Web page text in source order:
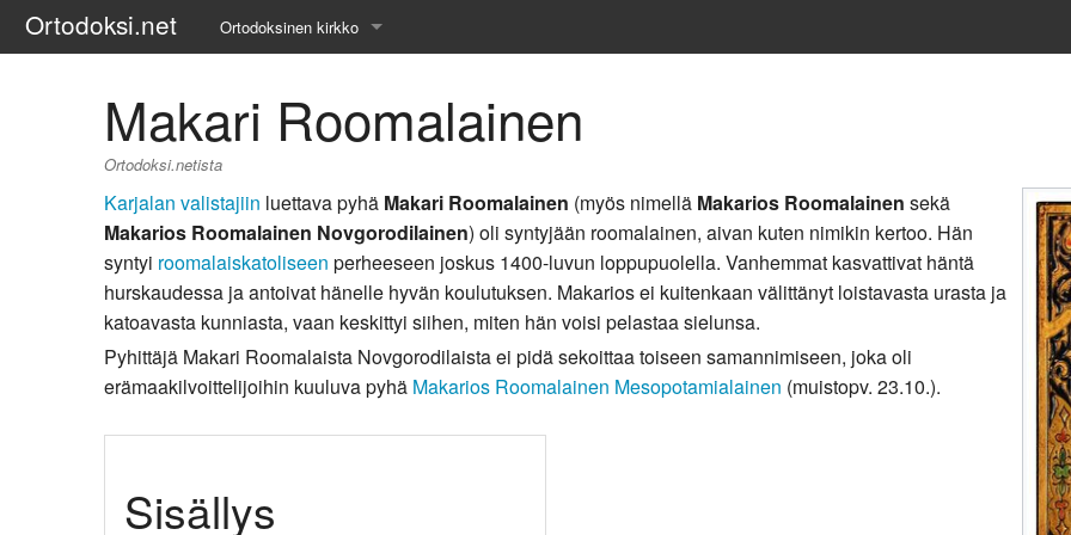
Ortodoksi.net Ortodoksinen kirkko
Liturgiset tekstit
Kirkkohistoria
Etiikka
Uskonoppi
Kirkkotaide
Suomen kirkko
Makari Roomalainen
Ortodoksi.netista
Karjalan valistajiin luettava pyhä Makari Roomalainen (myös nimellä Makarios Roomalainen sekä
Makarios Roomalainen Novgorodilainen) oli syntyjään roomalainen, aivan kuten nimikin kertoo. Hän
syntyi roomalaiskatoliseen perheeseen joskus 1400-luvun loppupuolella. Vanhemmat kasvattivat häntä
hurskaudessa ja antoivat hänelle hyvän koulutuksen. Makarios ei kuitenkaan välittänyt loistavasta urasta ja
katoavasta kunniasta, vaan keskittyi siihen, miten hän voisi pelastaa sielunsa.
Pyhittäjä Makari Roomalaista Novgorodilaista ei pidä sekoittaa toiseen samannimiseen, joka oli
erämaakilvoittelijoihin kuuluva pyhä Makarios Roomalainen Mesopotamialainen (muistopv. 23.10.).
Sisällys